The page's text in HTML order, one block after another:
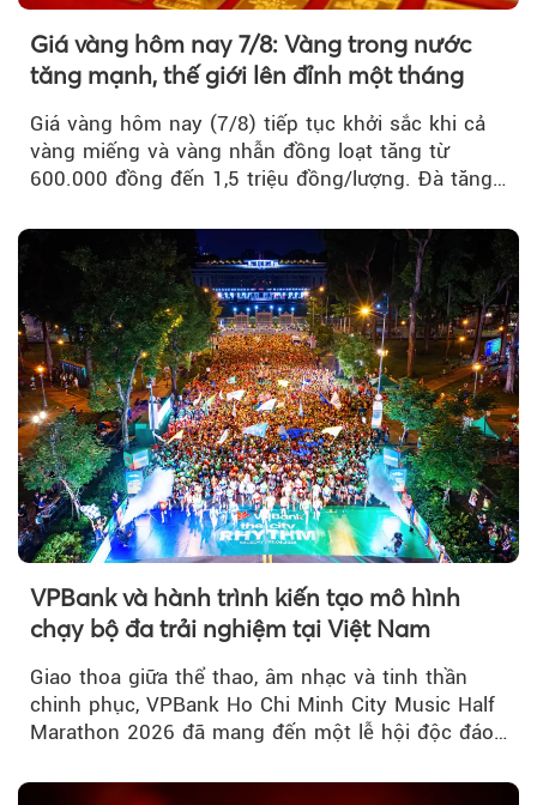
Giá vàng hôm nay 7/8: Vàng trong nước
tăng mạnh, thế giới lên đỉnh một tháng
Giá vàng hôm nay (7/8) tiếp tục khởi sắc khi cả
vàng miếng và vàng nhẫn đồng loạt tăng từ
600.000 đồng đến 1,5 triệu đồng/lượng. Đà tăng
vàng thế giới bứt phá lên mức cao nhất trong
một tháng.
VPBank và hành trình kiến tạo mô hình
chạy bộ đa trải nghiệm tại Việt Nam
Giao thoa giữa thể thao, âm nhạc và tinh thần
chinh phục, VPBank Ho Chi Minh City Music Half
Marathon 2026 đã mang đến một lễ hội độc đáo